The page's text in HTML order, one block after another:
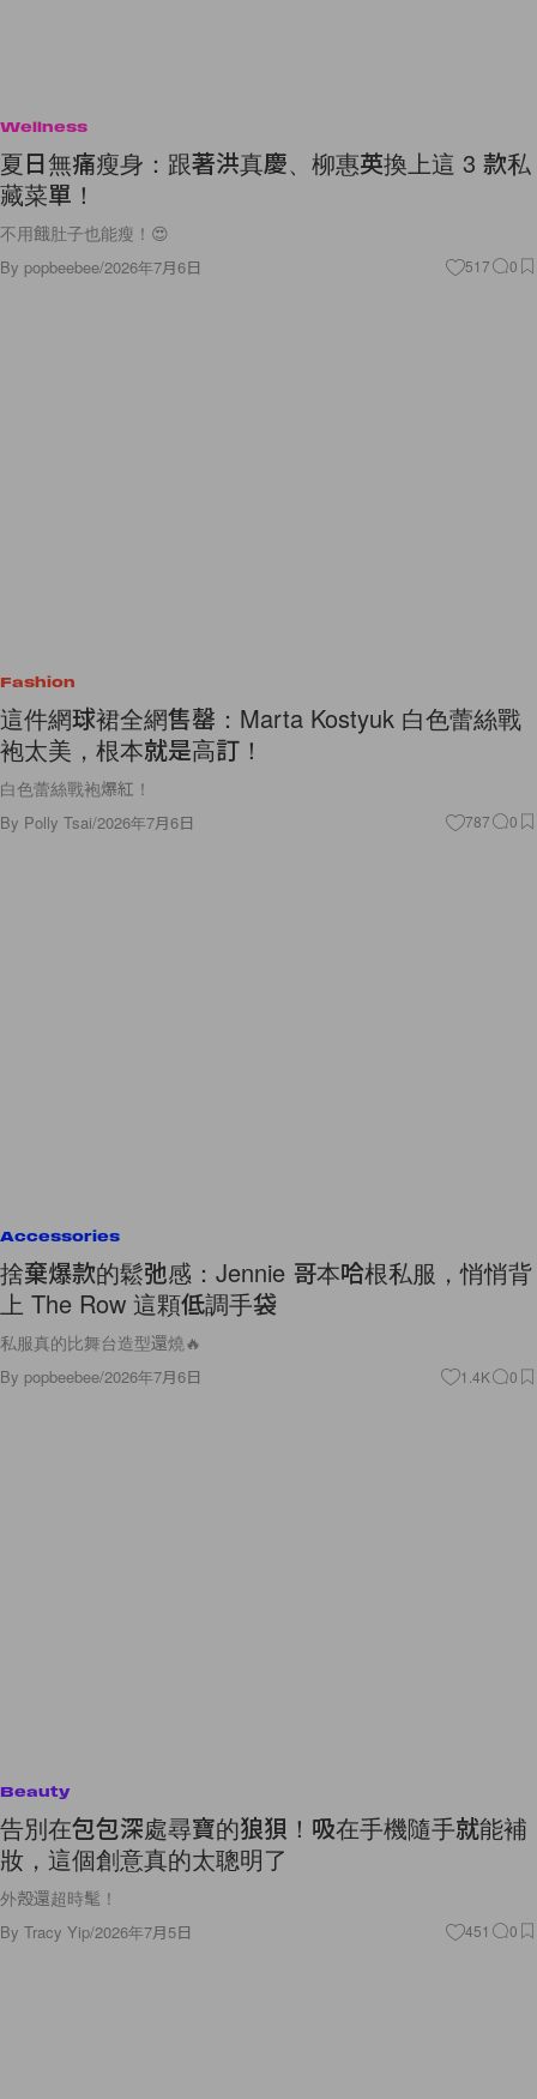
Wellness
夏日無痛瘦身：跟著洪真慶、柳惠英換上這 3 款私
藏菜單！
不用餓肚子也能瘦！😍
By popbeebee/2026年7月6日 517 0
Fashion
這件網球裙全網售罄：Marta Kostyuk 白色蕾絲戰
袍太美，根本就是高訂！
白色蕾絲戰袍爆紅！
By Polly Tsai/2026年7月6日 787 0
Accessories
捨棄爆款的鬆弛感：Jennie 哥本哈根私服，悄悄背
上 The Row 這顆低調手袋
私服真的比舞台造型還燒🔥
By popbeebee/2026年7月6日 1.4K 0
Beauty
告別在包包深處尋寶的狼狽！吸在手機隨手就能補
妝，這個創意真的太聰明了
外殼還超時髦！
By Tracy Yip/2026年7月5日 451 0